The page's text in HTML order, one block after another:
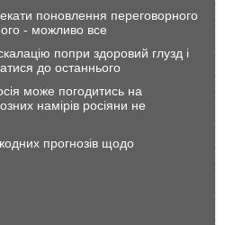
поновлення переговорного
- можливо все
попри здоровий глузд і
до останнього
може погодитись на
намірів росіяни не
прогнозів щодо